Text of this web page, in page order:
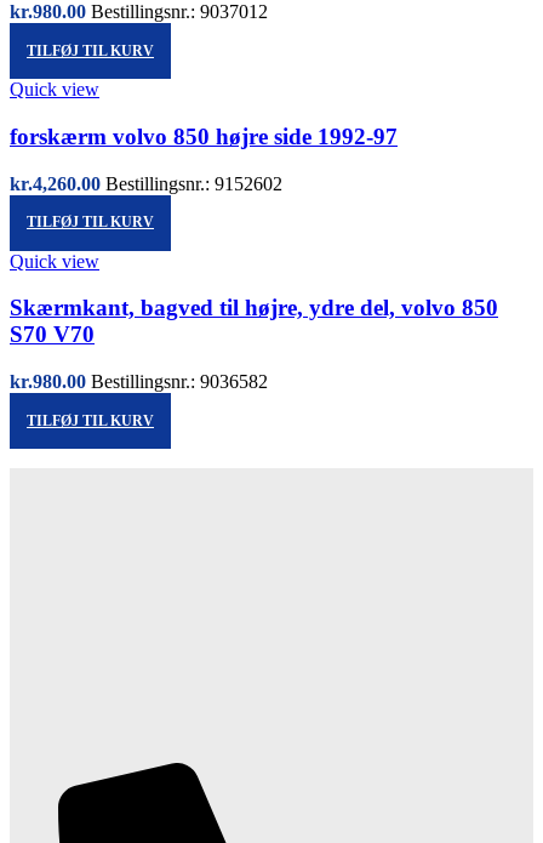
kr.980.00 Bestillingsnr.: 9037012
TILFØJ TIL KURV
Quick view
forskærm volvo 850 højre side 1992-97
kr.4,260.00 Bestillingsnr.: 9152602
TILFØJ TIL KURV
Quick view
Skærmkant, bagved til højre, ydre del, volvo 850
S70 V70
kr.980.00 Bestillingsnr.: 9036582
TILFØJ TIL KURV